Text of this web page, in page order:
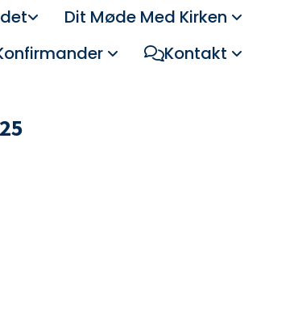
Dit Møde Med Kirken
Kontakt